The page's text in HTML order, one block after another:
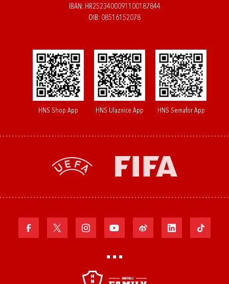
IBAN: HR2523400091100187844
OIB: 08516152078
HNS Shop App HNS Ulaznice App HNS Semafor App